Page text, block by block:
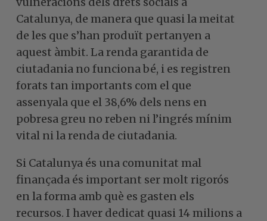
Catalunya, de manera que quasi la meitat
de les que s’han produït pertanyen a
aquest àmbit. La renda garantida de
ciutadania no funciona bé, i es registren
forats tan importants com el que
assenyala que el 38,6% dels nens en
pobresa greu no reben ni l’ingrés mínim
vital ni la renda de ciutadania.
Si Catalunya és una comunitat mal
finançada és important ser molt rigorós
en la forma amb què es gasten els
recursos. I haver dedicat quasi 14 milions a